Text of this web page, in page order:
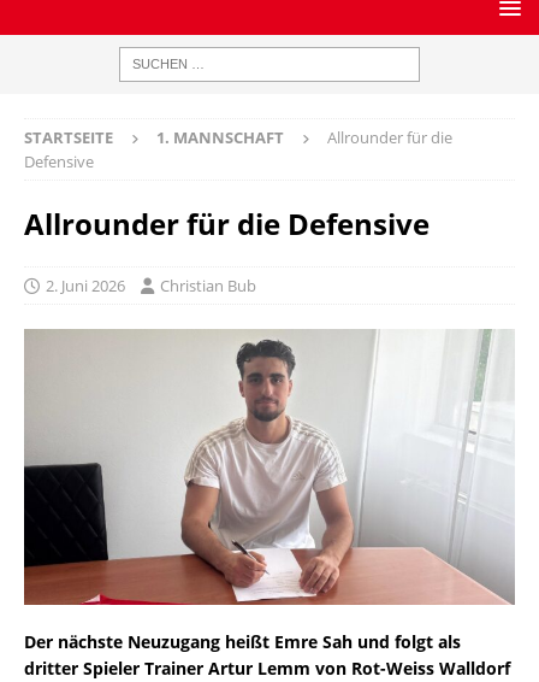
STARTSEITE 1. MANNSCHAFT
Allrounder für die
Defensive
Allrounder für die Defensive
2. Juni 2026 Christian Bub
Der nächste Neuzugang heißt Emre Sah und folgt als
dritter Spieler Trainer Artur Lemm von Rot-Weiss Walldorf